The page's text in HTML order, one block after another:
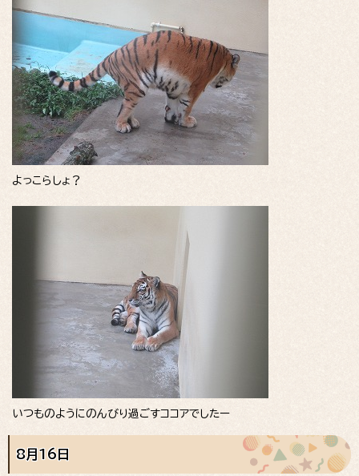
よっこらしょ？
いつものようにのんびり過ごすココアでしたー
8月16日